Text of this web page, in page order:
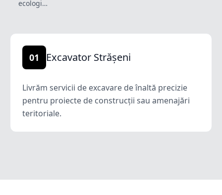
ecologi…
01 Excavator Strășeni
Livrăm servicii de excavare de înaltă precizie
pentru proiecte de construcții sau amenajări
teritoriale.